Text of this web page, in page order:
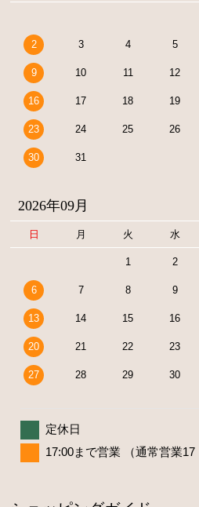
2 3 4 5
9 10 11 12
16 17 18 19
23 24 25 26
30 31
2026年09月
日 月 火 水
1 2
6 7 8 9
13 14 15 16
20 21 22 23
27 28 29 30
定休日
17:00まで営業 （通常営業17